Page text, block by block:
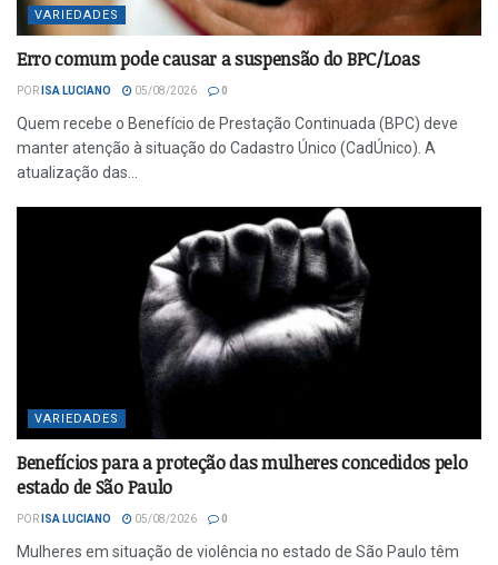
VARIEDADES
Erro comum pode causar a suspensão do BPC/Loas
POR ISA LUCIANO 05/08/2026 0
Quem recebe o Benefício de Prestação Continuada (BPC) deve
manter atenção à situação do Cadastro Único (CadÚnico). A
atualização das...
VARIEDADES
Benefícios para a proteção das mulheres concedidos pelo
estado de São Paulo
POR ISA LUCIANO 05/08/2026 0
Mulheres em situação de violência no estado de São Paulo têm